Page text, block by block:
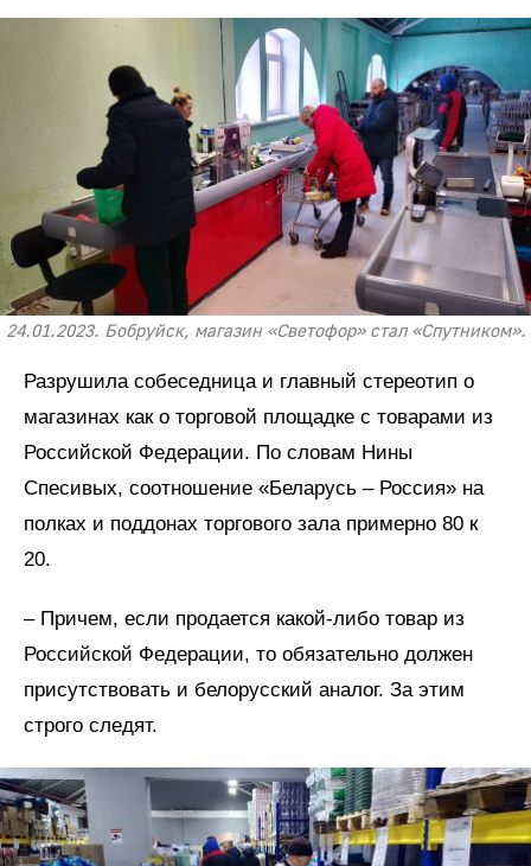
24.01.2023. Бобруйск, магазин «Светофор» стал «Спутником».
Разрушила собеседница и главный стереотип о
магазинах как о торговой площадке с товарами из
Российской Федерации. По словам Нины
Спесивых, соотношение «Беларусь – Россия» на
полках и поддонах торгового зала примерно 80 к
20.
– Причем, если продается какой-либо товар из
Российской Федерации, то обязательно должен
присутствовать и белорусский аналог. За этим
строго следят.